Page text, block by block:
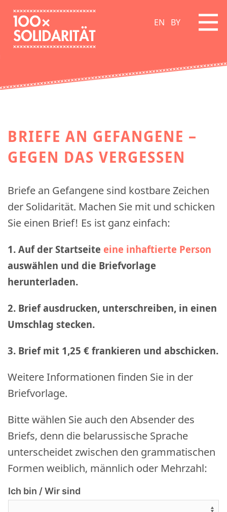
EN BY
BRIEFE AN GEFANGENE –
GEGEN DAS VERGESSEN
Briefe an Gefangene sind kostbare Zeichen
der Solidarität. Machen Sie mit und schicken
Sie einen Brief! Es ist ganz einfach:
1. Auf der Startseite eine inhaftierte Person
auswählen und die Briefvorlage
herunterladen.
2. Brief ausdrucken, unterschreiben, in einen
Umschlag stecken.
3. Brief mit 1,25 € frankieren und abschicken.
Weitere Informationen finden Sie in der
Briefvorlage.
Bitte wählen Sie auch den Absender des
Briefs, denn die belarussische Sprache
unterscheidet zwischen den grammatischen
Formen weiblich, männlich oder Mehrzahl:
Ich bin / Wir sind